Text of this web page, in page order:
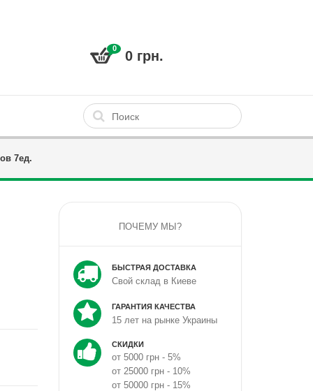
0 0 грн.
7ед.
ПОЧЕМУ МЫ?
БЫСТРАЯ ДОСТАВКА
Свой склад в Киеве
ГАРАНТИЯ КАЧЕСТВА
15 лет на рынке Украины
СКИДКИ
от 5000 грн - 5%
от 25000 грн - 10%
от 50000 грн - 15%